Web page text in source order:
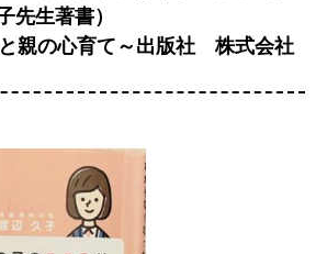
先生著書）
親の心育て～出版社 株式会社